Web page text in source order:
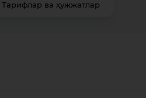
Тарифлар ва ҳужжатлар